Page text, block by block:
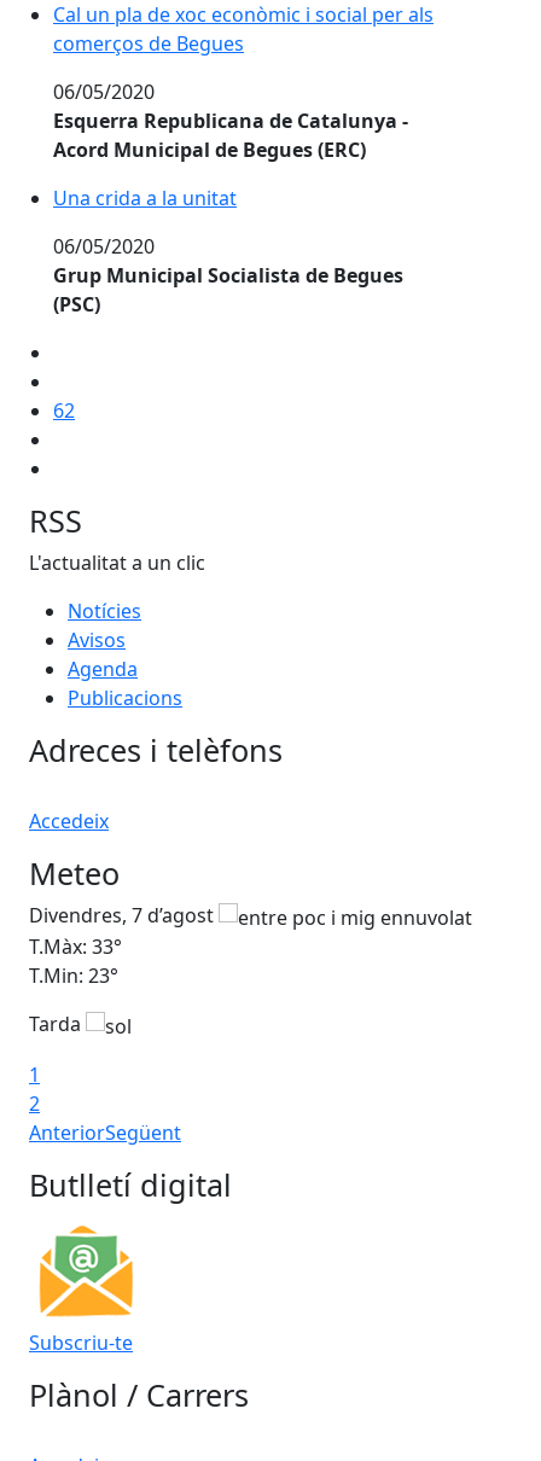
Cal un pla de xoc econòmic i social per als
comerços de Begues
06/05/2020
Esquerra Republicana de Catalunya -
Acord Municipal de Begues (ERC)
Una crida a la unitat
06/05/2020
Grup Municipal Socialista de Begues
(PSC)
62
RSS
L'actualitat a un clic
Notícies
Avisos
Agenda
Publicacions
Adreces i telèfons
Accedeix
Meteo
Divendres, 7 d’agost
T.Màx: 33°
T.Min: 23°
Tarda
1
2
AnteriorSegüent
Butlletí digital
Subscriu-te
Plànol / Carrers